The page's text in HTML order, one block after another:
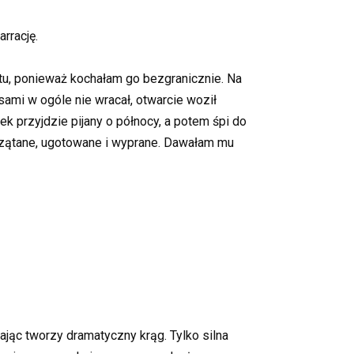
ponieważ kochałam go bezgranicznie. Na
w ogóle nie wracał, otwarcie woził
przyjdzie pijany o północy, a potem śpi do
ugotowane i wyprane. Dawałam mu
tworzy dramatyczny krąg. Tylko silna